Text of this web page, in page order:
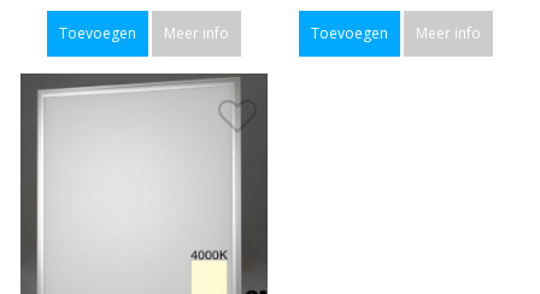
Toevoegen Meer info Toevoegen Meer info